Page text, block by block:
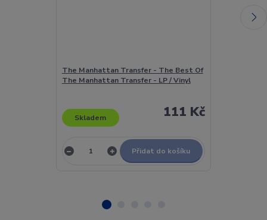
The Manhattan Transfer - The Best Of
The Manhattan Transfer - LP / Vinyl
111 Kč
Skladem
Přidat do košíku